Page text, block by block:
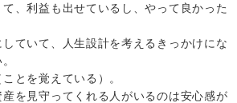
て、利益も出せているし、やって良かった
ていて、人生設計を考えるきっかけにな
とを覚えている）。
産を見守ってくれる人がいるのは安心感が